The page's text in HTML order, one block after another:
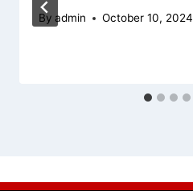
By admin October 10, 2024